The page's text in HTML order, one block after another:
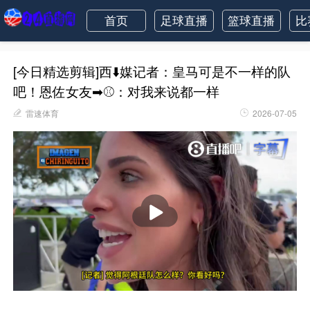
首页 足球直播 篮球直播
[今日精选剪辑]西⬇️媒记者：皇马可是不一样的队
吧！恩佐女友➡⚾️：对我来说都一样
雷速体育 2026-07-05